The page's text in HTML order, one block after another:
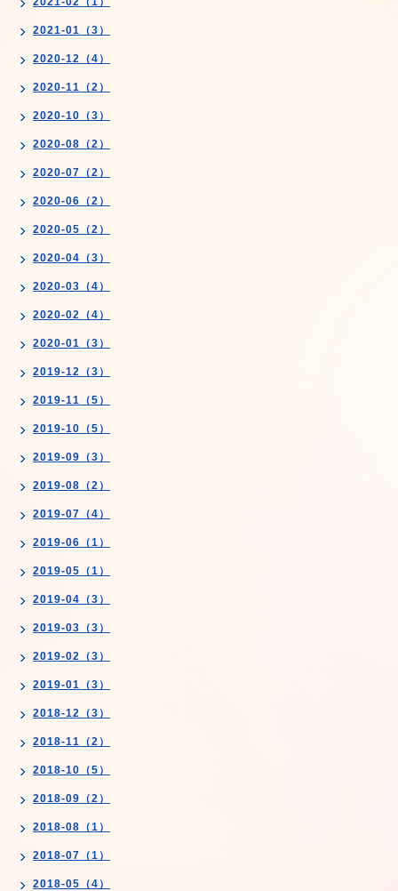
2021-01（3）
2020-12（4）
2020-11（2）
2020-10（3）
2020-08（2）
2020-07（2）
2020-06（2）
2020-05（2）
2020-04（3）
2020-03（4）
2020-02（4）
2020-01（3）
2019-12（3）
2019-11（5）
2019-10（5）
2019-09（3）
2019-08（2）
2019-07（4）
2019-06（1）
2019-05（1）
2019-04（3）
2019-03（3）
2019-02（3）
2019-01（3）
2018-12（3）
2018-11（2）
2018-10（5）
2018-09（2）
2018-08（1）
2018-07（1）
2018-05（4）